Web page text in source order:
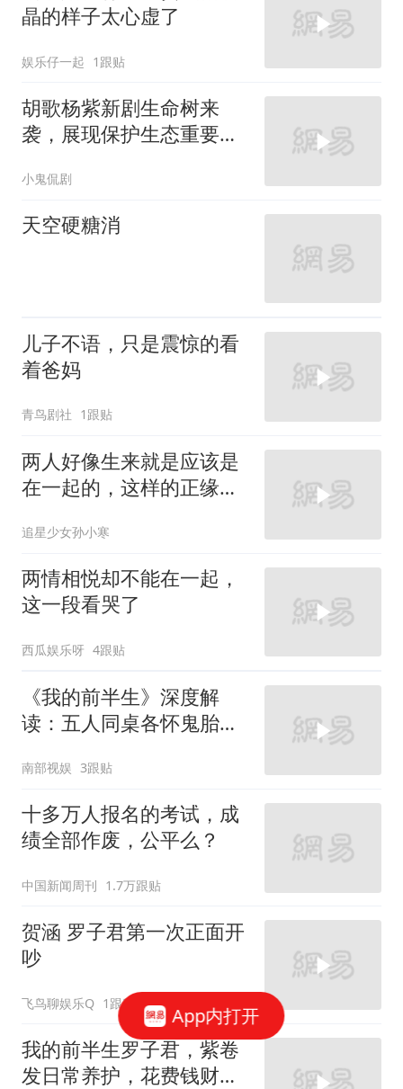
晶的样子太心虚了
娱乐仔一起 1跟贴
胡歌杨紫新剧生命树来
袭，展现保护生态重要
小鬼侃剧
天空硬糖消
儿子不语，只是震惊的看
着爸妈
青鸟剧社 1跟贴
两人好像生来就是应该是
在一起的，这样的正缘已
追星少女孙小寒
两情相悦却不能在一起，
这一段看哭了
西瓜娱乐呀 4跟贴
《我的前半生》深度解
读：五人同桌各怀鬼胎，
吃蟹
南部视娱 3跟贴
十多万人报名的考试，成
绩全部作废，公平么？
中国新闻周刊 1.7万跟贴
贺涵 罗子君第一次正面开
吵
飞鸟聊娱乐Q 1跟贴
我的前半生罗子君，紫卷
发日常养护，花费钱财数
App内打开